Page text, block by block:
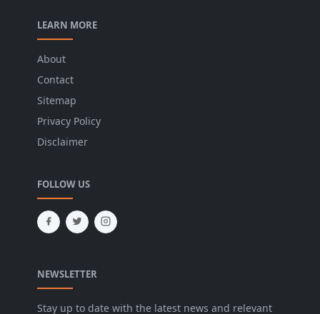
LEARN MORE
About
Contact
Sitemap
Privacy Policy
Disclaimer
FOLLOW US
NEWSLETTER
Stay up to date with the latest news and relevant